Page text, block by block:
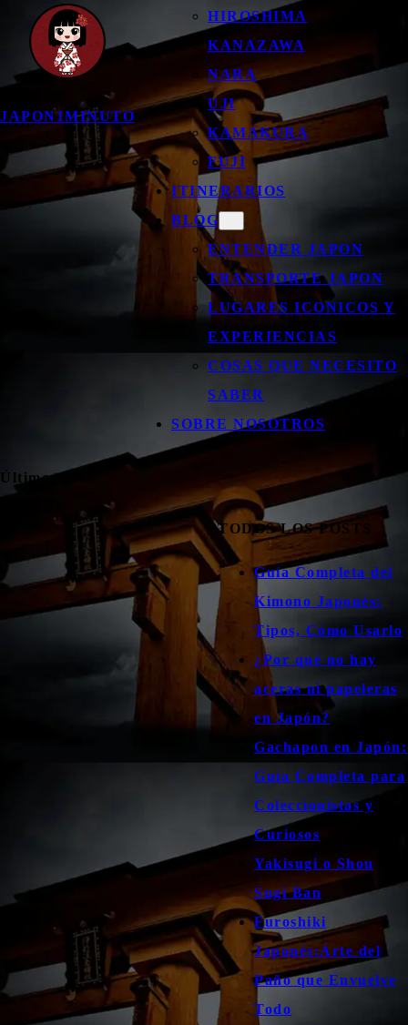
JAPON1MINUTO
HIROSHIMA
KANAZAWA
NARA
UJI
KAMAKURA
FUJI
ITINERARIOS
BLOG
ENTENDER JAPON
TRANSPORTE JAPON
LUGARES ICONICOS Y
EXPERIENCIAS
COSAS QUE NECESITO
SABER
SOBRE NOSOTROS
Últimos post
TODOS LOS POSTS
Guía Completa del
Kimono Japonés:
Tipos, Cómo Usarlo
¿Por qué no hay
aceras ni papeleras
en Japón?
Gachapon en Japón:
Guía Completa para
Coleccionistas y
Curiosos
Yakisugi o Shou
Sugi Ban
Furoshiki
Japonés:Arte del
Paño que Envuelve
Todo